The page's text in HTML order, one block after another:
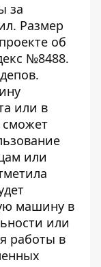
за
Размер
об
№8488.
или в
сможет
или
машину в
или
работы в